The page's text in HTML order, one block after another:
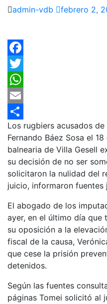
admin-vdb febrero 2,
Facebook
Twitter
WhatsApp
Email
Compartir
Los rugbiers acusados
Fernando Báez Sosa el
balnearia de Villa Gesell
su decisión de no ser
solicitaron la nulidad del
juicio, informaron fuentes
El abogado de los
ayer, en el último día que
su oposición a la
fiscal de la causa,
que cese la prisión
detenidos.
Según las fuentes
páginas Tomei solicitó al